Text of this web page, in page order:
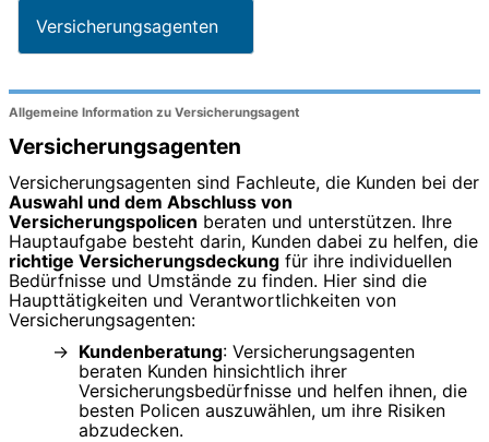
Versicherungsagenten
Allgemeine Information zu Versicherungsagent
Versicherungsagenten
Versicherungsagenten sind Fachleute, die Kunden bei der
Auswahl und dem Abschluss von
Versicherungspolicen beraten und unterstützen. Ihre
Hauptaufgabe besteht darin, Kunden dabei zu helfen, die
richtige Versicherungsdeckung für ihre individuellen
Bedürfnisse und Umstände zu finden. Hier sind die
Haupttätigkeiten und Verantwortlichkeiten von
Versicherungsagenten:
Kundenberatung: Versicherungsagenten
beraten Kunden hinsichtlich ihrer
Versicherungsbedürfnisse und helfen ihnen, die
besten Policen auszuwählen, um ihre Risiken
abzudecken.